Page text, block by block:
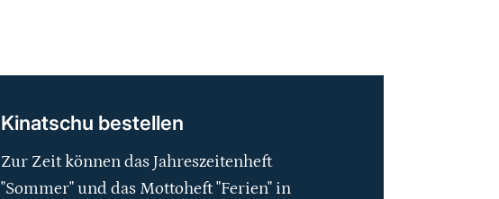
Kinatschu bestellen
Zur Zeit können das Jahreszeitenheft
"Sommer" und das Mottoheft "Ferien" in